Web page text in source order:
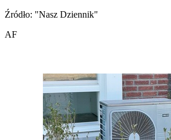
Źródło: "Nasz Dziennik"
AF